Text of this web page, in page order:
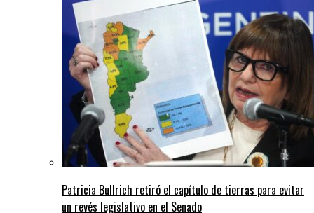
Patricia Bullrich retiró el capítulo de tierras para evitar
un revés legislativo en el Senado